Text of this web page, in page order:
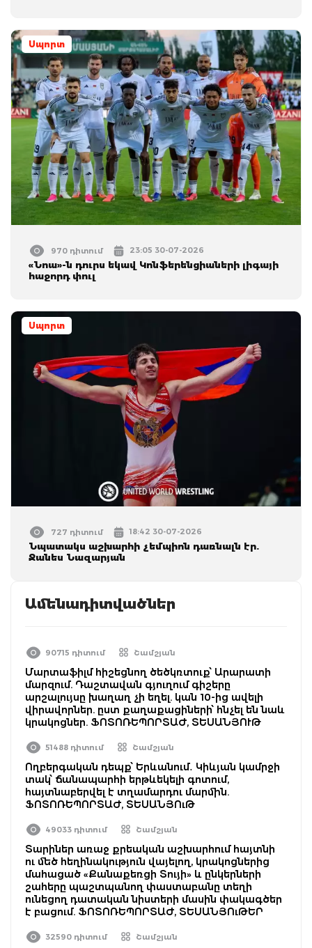
Սպորտ
970 դիտում 23:05 30-07-2026
«Նոա»-ն դուրս եկավ Կոնֆերենցիաների լիգայի
հաջորդ փուլ
Սպորտ
727 դիտում 18:42 30-07-2026
Նպատակս աշխարհի չեմպիոն դառնալն էր.
Ջանես Նազարյան
Ամենադիտվածներ
90715 դիտում Շամշյան
Մարտաֆիլմ հիշեցնող ծեծկռտուք՝ Արարատի
մարզում. Դաշտավան գյուղում գիշերը
արշալույսը խաղաղ չի եղել. կան 10-ից ավելի
վիրավորներ. ըստ քաղաքացիների՝ հնչել են նաև
կրակոցներ. ՖՈՏՈՌԵՊՈՐՏԱԺ, ՏԵՍԱՆՅՈՒԹ
51488 դիտում Շամշյան
Ողբերգական դեպք՝ Երևանում․ Կիևյան կամրջի
տակ՝ ճանապարհի երթևեկելի գոտում,
հայտնաբերվել է տղամարդու մարմին.
ՖՈՏՈՌԵՊՈՐՏԱԺ, ՏԵՍԱՆՅՈւԹ
49033 դիտում Շամշյան
Տարիներ առաջ քրեական աշխարհում հայտնի
ու մեծ հեղինակություն վայելող, կրակոցներից
մահացած «Քանաքեռցի Տույի» և ընկերների
շահերը պաշտպանող փաստաբանը տեղի
ունեցող դատական նիստերի մասին փակագծեր
է բացում. ՖՈՏՈՌԵՊՈՐՏԱԺ, ՏԵՍԱՆՅՈւԹԵՐ
32590 դիտում Շամշյան